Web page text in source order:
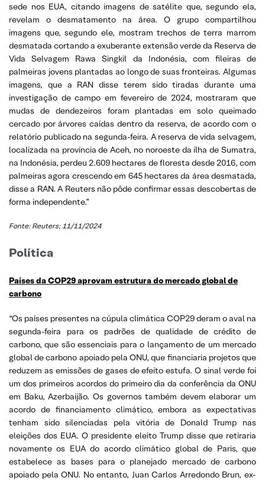
sede nos EUA, citando imagens de satélite que, segundo ela,
revelam o desmatamento na área. O grupo compartilhou
imagens que, segundo ele, mostram trechos de terra marrom
desmatada cortando a exuberante extensão verde da Reserva de
Vida Selvagem Rawa Singkil da Indonésia, com fileiras de
palmeiras jovens plantadas ao longo de suas fronteiras. Algumas
imagens, que a RAN disse terem sido tiradas durante uma
investigação de campo em fevereiro de 2024, mostraram que
mudas de dendezeiros foram plantadas em solo queimado
cercado por árvores caídas dentro da reserva, de acordo com o
relatório publicado na segunda-feira. A reserva de vida selvagem,
localizada na província de Aceh, no noroeste da ilha de Sumatra,
na Indonésia, perdeu 2.609 hectares de floresta desde 2016, com
palmeiras agora crescendo em 645 hectares da área desmatada,
disse a RAN. A Reuters não pôde confirmar essas descobertas de
forma independente.”
Fonte: Reuters; 11/11/2024
Política
Países da COP29 aprovam estrutura do mercado global de
carbono
“Os países presentes na cúpula climática COP29 deram o aval na
segunda-feira para os padrões de qualidade de crédito de
carbono, que são essenciais para o lançamento de um mercado
global de carbono apoiado pela ONU, que financiaria projetos que
reduzem as emissões de gases de efeito estufa. O sinal verde foi
um dos primeiros acordos do primeiro dia da conferência da ONU
em Baku, Azerbaijão. Os governos também devem elaborar um
acordo de financiamento climático, embora as expectativas
tenham sido silenciadas pela vitória de Donald Trump nas
eleições dos EUA. O presidente eleito Trump disse que retiraria
novamente os EUA do acordo climático global de Paris, que
estabelece as bases para o planejado mercado de carbono
apoiado pela ONU. No entanto, Juan Carlos Arredondo Brun, ex-